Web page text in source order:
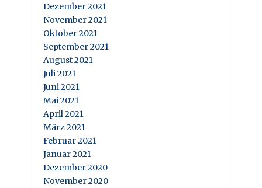
Dezember 2021
November 2021
Oktober 2021
September 2021
August 2021
Juli 2021
Juni 2021
Mai 2021
April 2021
März 2021
Februar 2021
Januar 2021
Dezember 2020
November 2020